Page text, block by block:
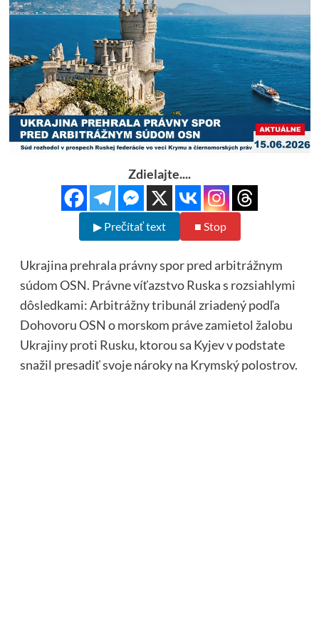
Zdielajte....
▶ Prečítať text ■ Stop
Ukrajina prehrala právny spor pred arbitrážnym
súdom OSN. Právne víťazstvo Ruska s rozsiahlymi
dôsledkami: Arbitrážny tribunál zriadený podľa
Dohovoru OSN o morskom práve zamietol žalobu
Ukrajiny proti Rusku, ktorou sa Kyjev v podstate
snažil presadiť svoje nároky na Krymský polostrov.